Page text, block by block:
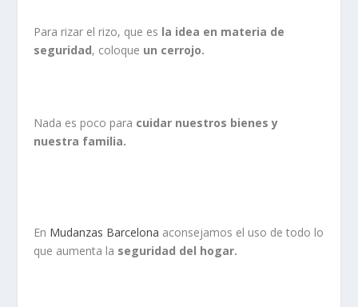
Para rizar el rizo, que es la idea en materia de
seguridad, coloque un cerrojo.
Nada es poco para cuidar nuestros bienes y
nuestra familia.
En Mudanzas Barcelona aconsejamos el uso de todo lo
que aumenta la seguridad del hogar.